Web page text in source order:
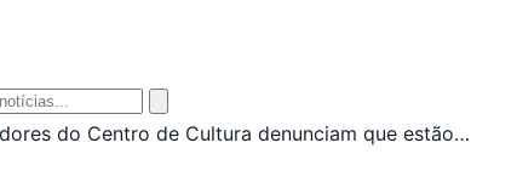
do Centro de Cultura denunciam que estão…